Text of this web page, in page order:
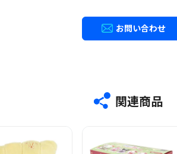
お問い合わせ
関連商品